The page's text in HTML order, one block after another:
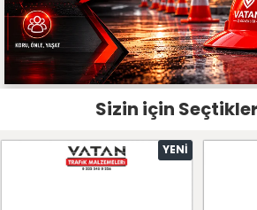
Sizin için
YENI